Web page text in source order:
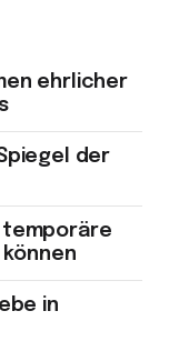
ehrlicher
der
temporäre
in